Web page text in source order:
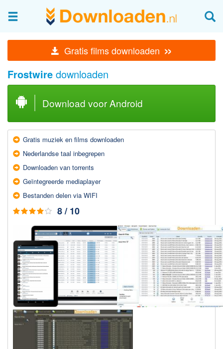
Gratis films downloaden »
Afbeeldingen & fotografie
Beheren en bekijken
Afbeelding & foto bewerken
Foto apps
Screenshots Maken
Audio & Video
Branden en Rippen
Media streamen
Mediaspeler
Opnemen Audio en Video
Downloaden
BitTorrent Clients
Nieuwslezers (Downloaden via usenet)
Onderhoud & Veiligheid
Computer opschonen
Veilig online
Productiviteit
Frostwire downloaden
Download voor Android
Gratis muziek en films downloaden
Nederlandse taal inbegrepen
Downloaden van torrents
Geïntegreerde mediaplayer
Bestanden delen via WIFI
8 / 10